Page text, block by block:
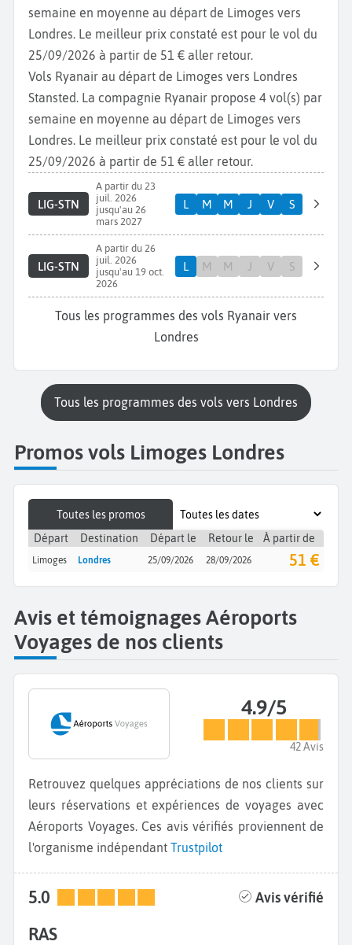
semaine en moyenne au départ de Limoges vers
Londres. Le meilleur prix constaté est pour le vol du
25/09/2026 à partir de 51 € aller retour.
Vols Ryanair au départ de Limoges vers Londres
Stansted. La compagnie Ryanair propose 4 vol(s) par
semaine en moyenne au départ de Limoges vers
Londres. Le meilleur prix constaté est pour le vol du
25/09/2026 à partir de 51 € aller retour.
LIG-STN
A partir du 23
juil. 2026
jusqu'au 26
mars 2027
L M M J V S
LIG-STN
A partir du 26
juil. 2026
jusqu'au 19 oct.
2026
L M M J V S
Tous les programmes des vols Ryanair vers
Londres
Tous les programmes des vols vers Londres
Promos vols Limoges Londres
Toutes les promos
Départ
Destination Départ le Retour le À partir de
Limoges Londres 25/09/2026 28/09/2026 51 €
Avis et témoignages Aéroports
Voyages de nos clients
4.9/5
42 Avis
Retrouvez quelques appréciations de nos clients sur
leurs réservations et expériences de voyages avec
Aéroports Voyages. Ces avis vérifiés proviennent de
l'organisme indépendant Trustpilot
5.0 Avis vérifié
RAS